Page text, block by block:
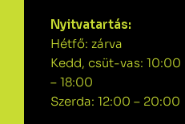
Nyitvatartás:
Hétfő: zárva
Kedd, csüt-vas: 10:00
– 18:00
Szerda: 12:00 – 20:00